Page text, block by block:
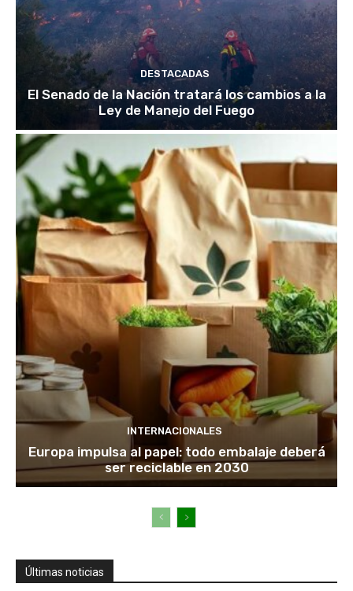
DESTACADAS
El Senado de la Nación tratará los cambios a la
Ley de Manejo del Fuego
INTERNACIONALES
Europa impulsa al papel: todo embalaje deberá
ser reciclable en 2030
Últimas noticias